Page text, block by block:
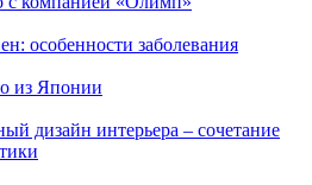
особенности заболевания
из Японии
дизайн интерьера – сочетание